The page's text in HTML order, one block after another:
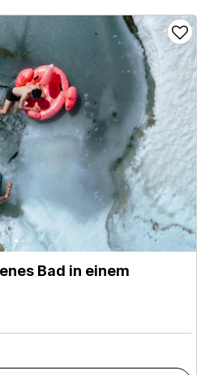
Bad in einem